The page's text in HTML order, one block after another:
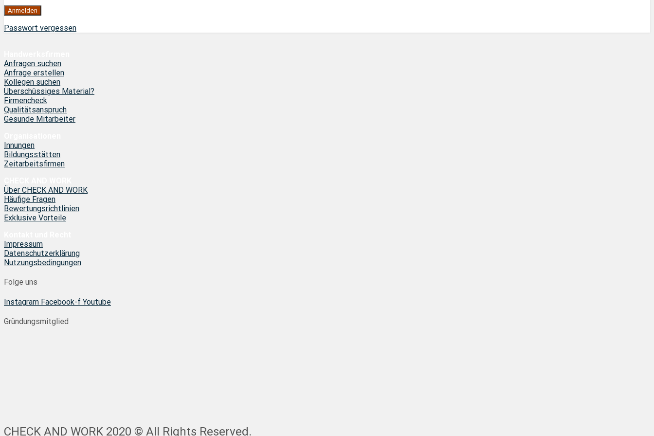
Passwort vergessen
Anfragen suchen
Anfrage erstellen
Kollegen suchen
Überschüssiges Material?
Firmencheck
Qualitätsanspruch
Gesunde Mitarbeiter
Innungen
Bildungsstätten
Zeitarbeitsfirmen
Über CHECK AND WORK
Häufige Fragen
Bewertungsrichtlinien
Exklusive Vorteile
Impressum
Datenschutzerklärung
Nutzungsbedingungen
Folge uns
Instagram Facebook-f Youtube
Gründungsmitglied
CHECK AND WORK 2020 © All Rights Reserved.